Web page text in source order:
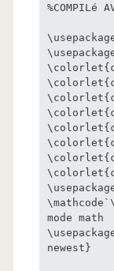
%COMPILé
mode math
newest}